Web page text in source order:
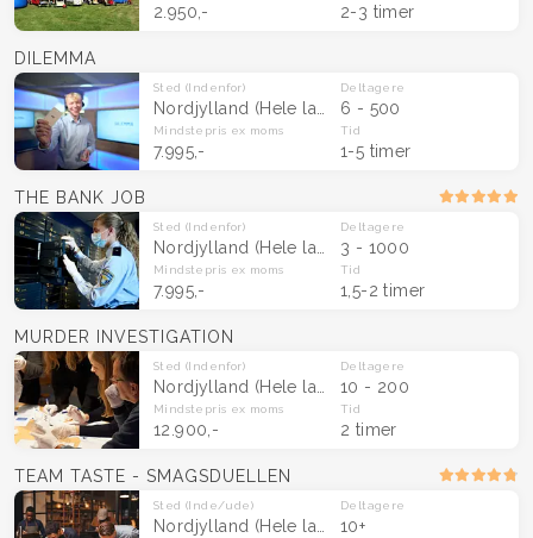
2.950,- 2-3 timer
DILEMMA
Sted (Indenfor)
Nordjylland (Hele landet)
Deltagere
6 - 500
Mindstepris ex moms
7.995,-
Tid
1-5 timer
THE BANK JOB
Sted (Indenfor)
Nordjylland (Hele landet)
Deltagere
3 - 1000
Mindstepris ex moms
7.995,-
Tid
1,5-2 timer
MURDER INVESTIGATION
Sted (Indenfor)
Nordjylland (Hele landet)
Deltagere
10 - 200
Mindstepris ex moms
12.900,-
Tid
2 timer
TEAM TASTE - SMAGSDUELLEN
Sted (Inde/ude)
Nordjylland (Hele landet)
Deltagere
10+